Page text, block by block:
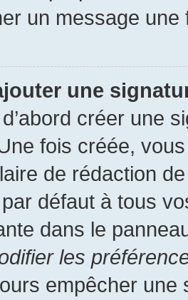
un message une
une
créer une
fois créée,
de rédaction
défaut à tous
dans le
les
empêcher une